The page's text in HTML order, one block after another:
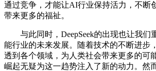
通过竞争，才能让AI行业保持活力，不断
带来更多的福祉。
与此同时，DeepSeek的出现也让我们
能行业的未来发展。随着技术的不断进步
透到各个领域，为人类社会带来更多的可
崛起无疑为这一趋势注入了新的动力。然